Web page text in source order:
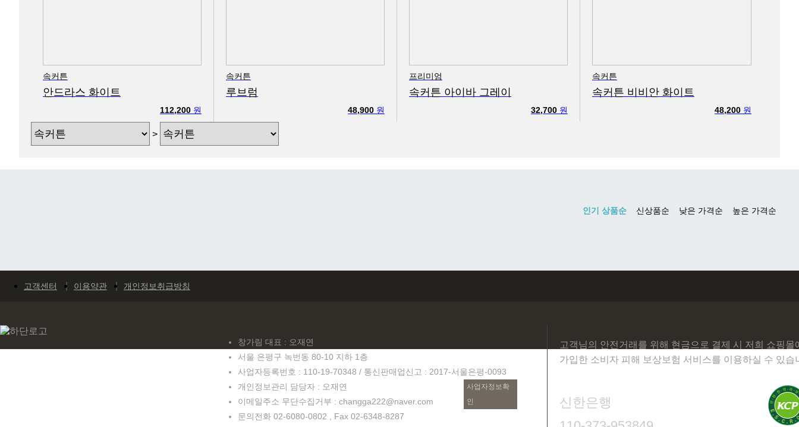
속커튼
안드라스 화이트
112,200 원
속커튼
루브럼
48,900 원
프리미엄
속커튼 아이바 그레이
32,700 원
속커튼
속커튼 비비안 화이트
48,200 원
>
고객센터 이용약관 개인정보취급방침
창가림 대표 : 오재연
서울 은평구 녹번동 80-10 지하 1층
사업자등록번호 : 110-19-70348 / 통신판매업신고 : 2017-서울은평-0093
사업자정보확
인
개인정보관리 담당자 : 오재연
이메일주소 무단수집거부 : changga222@naver.com
문의전화 02-6080-0802 , Fax 02-6348-8287
고객님의 안전거래를 위해 현금으로 결제 시 저희 쇼핑몰
가입한 소비자 피해 보상보험 서비스를 이용하실 수 있습
신한은행